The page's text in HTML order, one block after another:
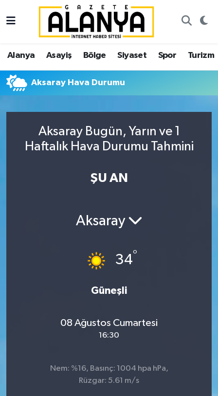
Alanya Asayiş Bölge Siyaset Spor Turizm
Aksaray Hava Durumu
Aksaray Bugün, Yarın ve 1
Haftalık Hava Durumu Tahmini
ŞU AN
Aksaray
34°
Güneşli
08 Ağustos Cumartesi
16:30
Nem: %16, Basınç: 1004 hpa hPa,
Rüzgar: 5.61 m/s
Alanya
Asayiş
Bölge
Siyaset
Spor
İstanbul Nöbetçi Eczaneler
İstanbul Hava Durumu
İstanbul Trafik Yoğunluk Haritası
Süper Lig Puan Durumu ve Fikstür
Tüm Manşetler